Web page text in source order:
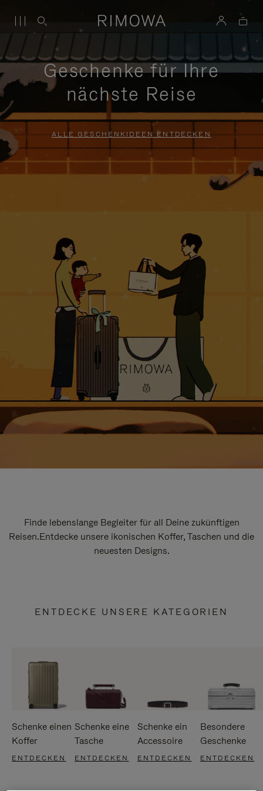
Geschenke für Ihre
nächste Reise
ALLE GESCHENKIDEEN ENTDECKEN
Finde lebenslange Begleiter für all Deine zukünftigen
Reisen.Entdecke unsere ikonischen Koffer, Taschen und die
neuesten Designs.
ENTDECKE UNSERE KATEGORIEN
Schenke einen
Koffer
ENTDECKEN
Schenke eine
Tasche
ENTDECKEN
Schenke ein
Accessoire
ENTDECKEN
Besondere
Geschenke
ENTDECKEN